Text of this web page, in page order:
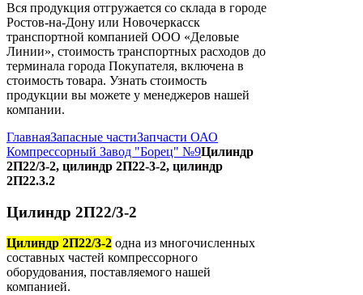
Вся продукция отгружается со склада в городе
Ростов-на-Дону или Новочеркасск
транспортной компанией ООО «Деловые
Линии», стоимость транспортных расходов до
терминала города Покупателя, включена в
стоимость товара. Узнать стоимость
продукции вы можете у менеджеров нашей
компании.
ГлавнаяЗапасные частиЗапчасти ОАО
Компрессорный Завод "Борец" №9Цилиндр
2П22/3-2, цилиндр 2П22-3-2, цилиндр
2П22.3.2
Цилиндр 2П22/3-2
Цилиндр 2П22/3-2 одна из многочисленных
составных частей компрессорного
оборудования, поставляемого нашей
компанией.